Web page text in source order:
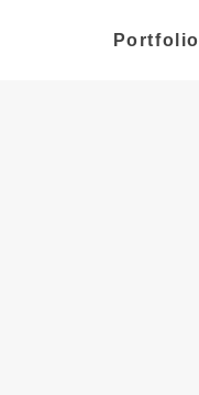
Portfolio
Portfolio